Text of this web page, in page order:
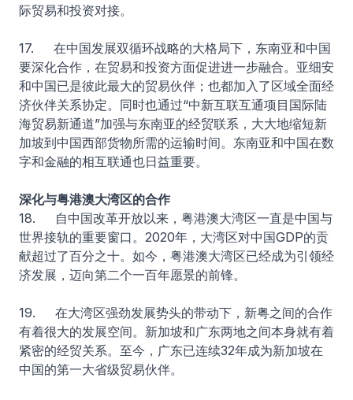
际贸易和投资对接。
17. 在中国发展双循环战略的大格局下，东南亚和中国
要深化合作，在贸易和投资方面促进进一步融合。亚细安
和中国已是彼此最大的贸易伙伴；也都加入了区域全面经
济伙伴关系协定。同时也通过“中新互联互通项目国际陆
海贸易新通道”加强与东南亚的经贸联系，大大地缩短新
加坡到中国西部货物所需的运输时间。东南亚和中国在数
字和金融的相互联通也日益重要。
深化与粤港澳大湾区的合作
18. 自中国改革开放以来，粤港澳大湾区一直是中国与
世界接轨的重要窗口。2020年，大湾区对中国GDP的贡
献超过了百分之十。如今，粤港澳大湾区已经成为引领经
济发展，迈向第二个一百年愿景的前锋。
19. 在大湾区强劲发展势头的带动下，新粤之间的合作
有着很大的发展空间。新加坡和广东两地之间本身就有着
紧密的经贸关系。至今，广东已连续32年成为新加坡在
中国的第一大省级贸易伙伴。